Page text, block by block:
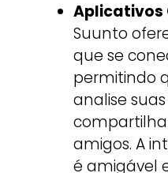
Aplicativos
Suunto
que se
permitindo
analise
amigos. A
é amigável